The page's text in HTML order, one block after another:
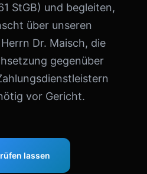
StGB) und begleiten,
über unseren
Dr. Maisch, die
gegenüber
vor Gericht.
lassen